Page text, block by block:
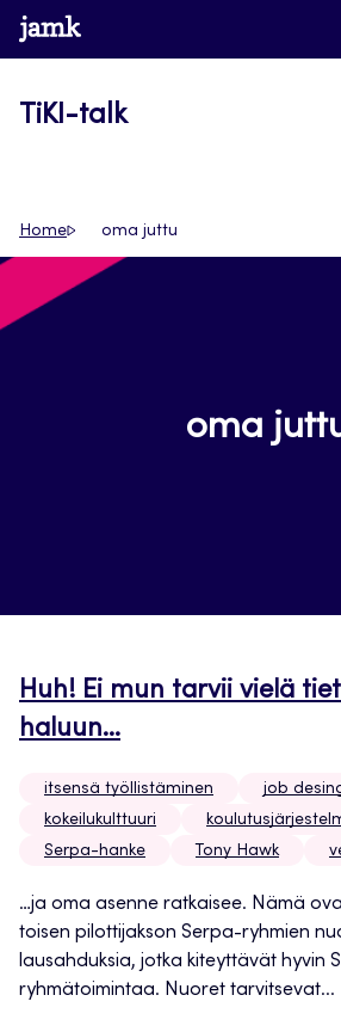
Siirry
suoraan
www.jamk.fi
TiKI-talk
Home oma juttu
oma
Huh! Ei mun tarvii vielä
haluun…
itsensä työllistäminen
job
kokeilukulttuuri
Serpa-hanke
Tony Hawk
…ja oma asenne ratkaisee. Nämä
toisen pilottijakson Serpa-ryhmien
lausahduksia, jotka kiteyttävät hyvin
ryhmätoimintaa. Nuoret tarvitsevat...